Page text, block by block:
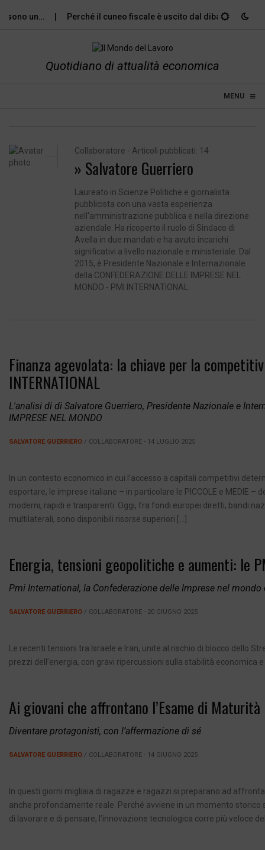
un… Perché il cuneo fiscale è uscito dal dibattito…
Quotidiano di attualità economica
MENU ≡
☰
Collaboratore - Articoli pubblicati: 14
» Salvatore Guerriero
Laureato in Scienze Politiche e giornalista
pubblicista con una vasta esperienza
nell'amministrazione pubblica e nella direzione
aziendale. Ha ricoperto il ruolo di Sindaco di
Avella in due mandati e ha avuto incarichi
significativi a livello nazionale e ministeriale. Dal
2015, è Presidente Nazionale e Internazionale
della CONFEDERAZIONE DELLE IMPRESE NEL
MONDO - PMI INTERNATIONAL.
Finanza agevolata: la chiave per la
INTERNATIONAL
L'analisi di di Salvatore Guerriero, Presidente Nazionale e
IMPRESE NEL MONDO
SALVATORE GUERRIERO / COLLABORATORE - 14 LUGLIO 2025
In un contesto economico in cui l’accesso a capitali competitivi
esportare, le imprese italiane – in particolare le PICCOLE e MEDIE
moderni, rapidi e trasparenti. Oggi, fra fondi europei diretti, bandi
multilaterali, sono disponibili risorse superiori […]
Energia, tensioni geopolitiche e aumenti: le
Pmi International, la Confederazione delle Imprese nel
SALVATORE GUERRIERO / COLLABORATORE - 20 GIUGNO 2025
Le recenti tensioni tra Israele e Iran, unite al rischio di blocco dello
prezzi dell’energia, con gravi ripercussioni sulla stabilità
Ai giovani che affrontano l’Esame di Maturità
Diventare protagonisti, con l’affermazione di sé
SALVATORE GUERRIERO / COLLABORATORE - 14 GIUGNO 2025
In questi giorni migliaia di ragazze e ragazzi si preparano ad
anche profondamente reale. Perché avviene in un momento
di lavorare e di pensare, l’innovazione tecnologica corre più veloce